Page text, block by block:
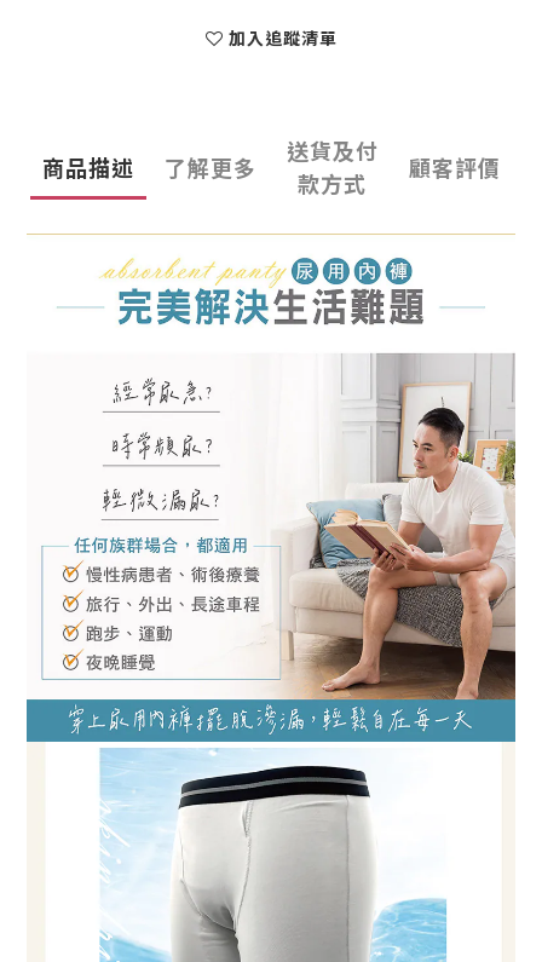
加入追蹤清單
商品描述 了解更多
送貨及付
款方式
顧客評價